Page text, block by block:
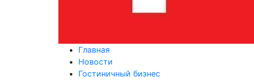
Главная
Новости
Гостиничный бизнес